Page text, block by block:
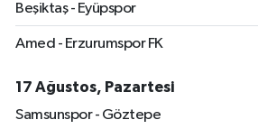
Beşiktaş - Eyüpspor
Amed - Erzurumspor FK
17 Ağustos, Pazartesi
Samsunspor - Göztepe